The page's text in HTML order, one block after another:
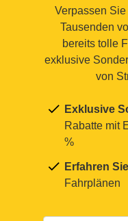
Verpassen
Tausenden
bereits tolle
exklusive
von
Exklusive
Rabatte mit
%
Erfahren
Fahrplänen